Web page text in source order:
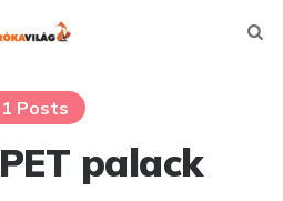
1 Posts
PET palack